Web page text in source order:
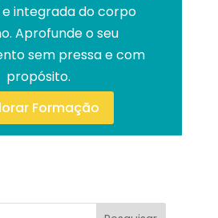
integrada do corpo
Aprofunde o seu
sem pressa e com
propósito.
Formação